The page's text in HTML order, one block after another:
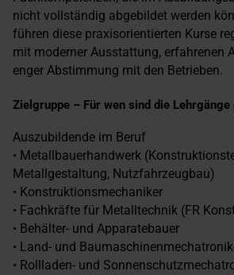
nicht vollständig abgebildet werden
führen diese praxisorientierten Kurse
mit moderner Ausstattung, erfahrenen
enger Abstimmung mit den Betrieben.
Zielgruppe – Für wen sind die Lehrgänge
Auszubildende im Beruf
• Metallbauerhandwerk
Metallgestaltung, Nutzfahrzeugbau)
• Konstruktionsmechaniker
• Fachkräfte für Metalltechnik (FR
• Behälter- und Apparatebauer
• Land- und
• Rollladen- und